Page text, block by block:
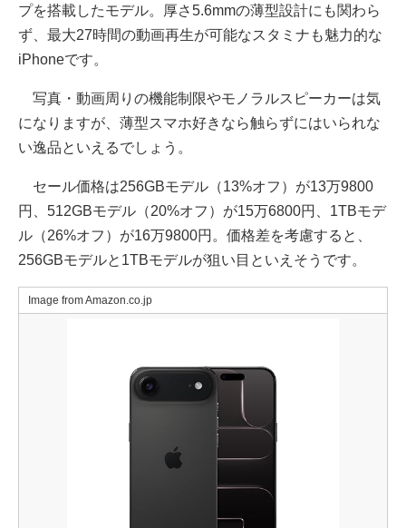
プを搭載したモデル。厚さ5.6mmの薄型設計にも関わら
ず、最大27時間の動画再生が可能なスタミナも魅力的な
iPhoneです。
写真・動画周りの機能制限やモノラルスピーカーは気
になりますが、薄型スマホ好きなら触らずにはいられな
い逸品といえるでしょう。
セール価格は256GBモデル（13%オフ）が13万9800
円、512GBモデル（20%オフ）が15万6800円、1TBモデ
ル（26%オフ）が16万9800円。価格差を考慮すると、
256GBモデルと1TBモデルが狙い目といえそうです。
Image from Amazon.co.jp